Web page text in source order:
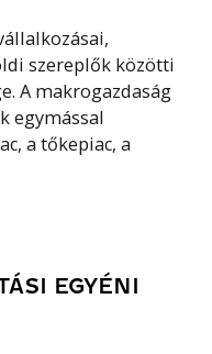
szereplők közötti
A makrogazdaság
egymással
a tőkepiac, a
EGYÉNI